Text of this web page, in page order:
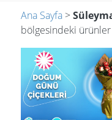
Ana Sayfa >
bölgesindeki ürünler